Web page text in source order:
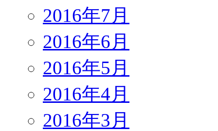
2016年7月
2016年6月
2016年5月
2016年4月
2016年3月